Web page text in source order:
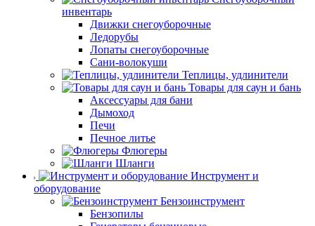
инвентарь
Движки снегоуборочные
Ледорубы
Лопаты снегоуборочные
Сани-волокуши
Теплицы, удлинители
Товары для саун и бань
Аксессуары для бани
Дымоход
Печи
Печное литье
Флюгеры
Шланги
Инструмент и
оборудование
Бензоинструмент
Бензопилы